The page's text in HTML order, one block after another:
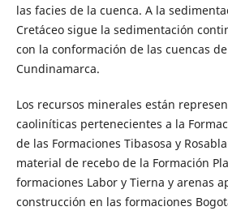
las facies de la cuenca. A la
Cretáceo sigue la sedimentación
con la conformación de las cuencas
Cundinamarca.
Los recursos minerales están
caoliníticas pertenecientes a la
de las Formaciones Tibasosa y
material de recebo de la Formación
formaciones Labor y Tierna y arenas
construcción en las formaciones